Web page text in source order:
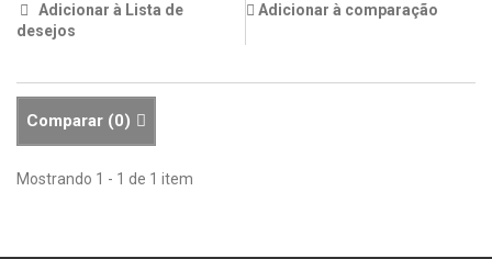
Adicionar à Lista de
desejos
Adicionar à comparação
Comparar (0)
Mostrando 1 - 1 de 1 item